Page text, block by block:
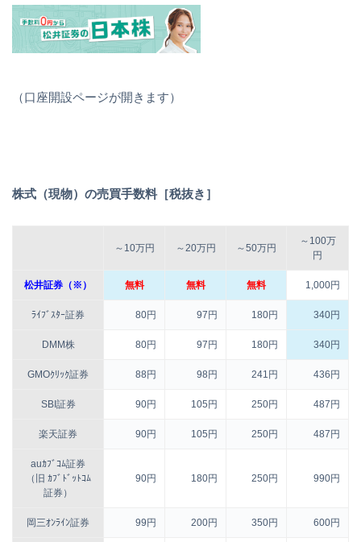
（口座開設ページが開きます）
株式（現物）の売買手数料［税抜き］
～10万円 ～20万円 ～50万円
～100万
円
松井証券（※） 無料 無料 無料 1,000円
ﾗｲﾌﾞｽﾀｰ証券 80円 97円 180円 340円
DMM株 80円 97円 180円 340円
GMOｸﾘｯｸ証券 88円 98円 241円 436円
SBI証券 90円 105円 250円 487円
楽天証券 90円 105円 250円 487円
auｶﾌﾞｺﾑ証券
（旧 ｶﾌﾞﾄﾞｯﾄｺﾑ
証券）
90円 180円 250円 990円
岡三ｵﾝﾗｲﾝ証券 99円 200円 350円 600円